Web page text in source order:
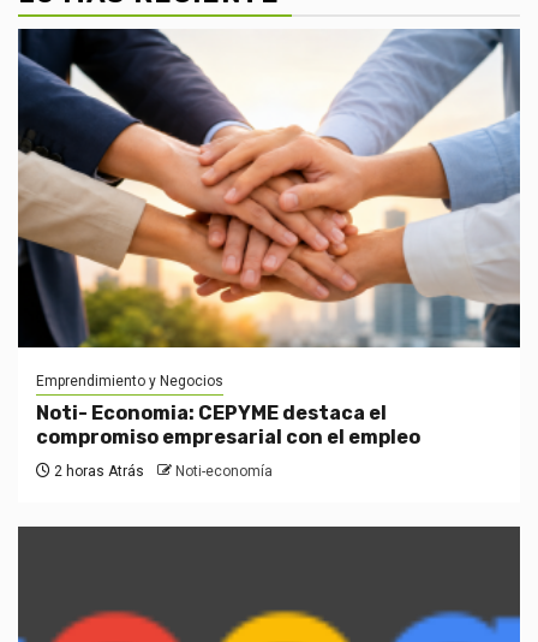
Emprendimiento y Negocios
Noti- Economia: CEPYME destaca el
compromiso empresarial con el empleo
2 horas Atrás Noti-economía